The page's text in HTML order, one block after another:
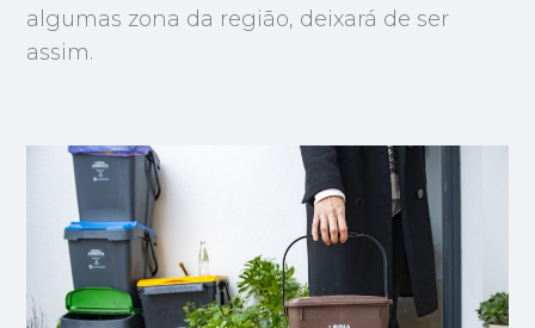
algumas zona da região, deixará de ser
assim.